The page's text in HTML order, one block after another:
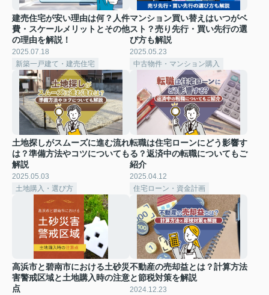
建売住宅が安い理由は何？人件
費・スケールメリットとその他
の理由を解説！
2025.07.18
新築一戸建て・建売住宅
マンション買い替えはいつがベ
スト？売り先行・買い先行の選
び方も解説
2025.05.23
中古物件・マンション購入
土地探しがスムーズに進む流れ
は？準備方法やコツについても
解説
2025.05.03
土地購入・選び方
転職は住宅ローンにどう影響す
る？返済中の転職についてもご
紹介
2025.04.12
住宅ローン・資金計画
高浜市と碧南市における土砂災
害警戒区域と土地購入時の注意
点
不動産の売却益とは？計算方法
と節税対策を解説
2024.12.23